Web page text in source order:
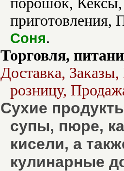
Соня.
Торговля,
Доставка,
розницу,
Сухие
супы, пюре,
кисели, а
кулинарные